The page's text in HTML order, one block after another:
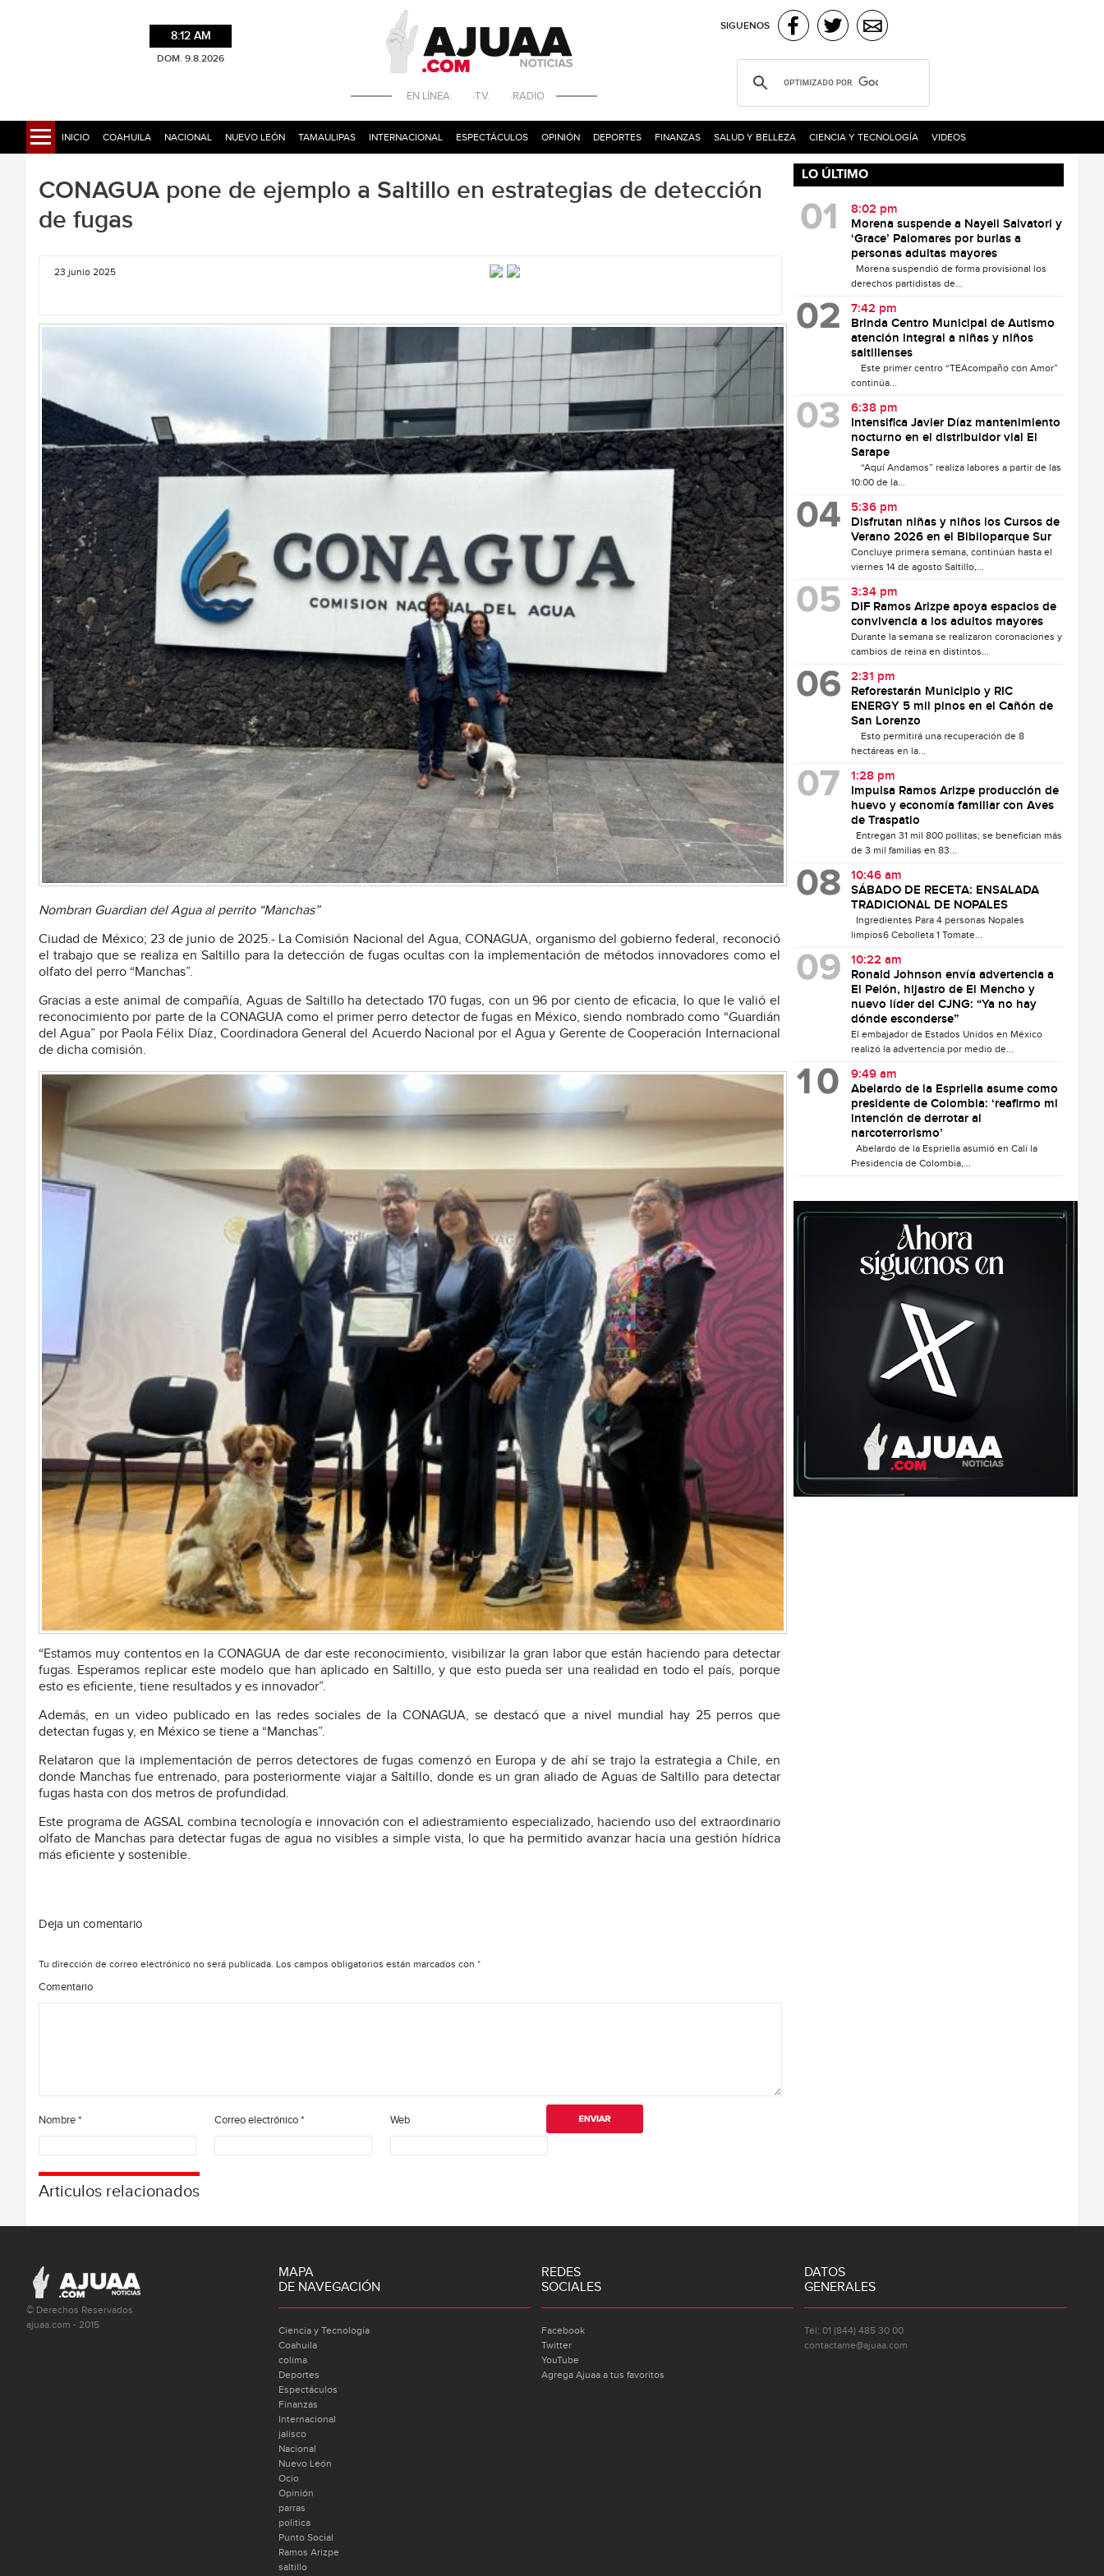
8:12 AM
DOM. 9.8.2026
·EN LÍNEA. ·T.V. ·RADIO
SIGUENOS
INICIO COAHUILA NACIONAL NUEVO LEÓN TAMAULIPAS INTERNACIONAL ESPECTÁCULOS OPINIÓN DEPORTES FINANZAS SALUD Y BELLEZA CIENCIA Y TECNOLOGÍA VIDEOS
CONAGUA pone de ejemplo a Saltillo en estrategias de detección
de fugas
23 junio 2025
Nombran Guardian del Agua al perrito “Manchas”
Ciudad de México; 23 de junio de 2025.- La Comisión Nacional del Agua, CONAGUA, organismo del gobierno federal, reconoció
el trabajo que se realiza en Saltillo para la detección de fugas ocultas con la implementación de métodos innovadores como el
olfato del perro “Manchas”.
Gracias a este animal de compañía, Aguas de Saltillo ha detectado 170 fugas, con un 96 por ciento de eficacia, lo que le valió el
reconocimiento por parte de la CONAGUA como el primer perro detector de fugas en México, siendo nombrado como “Guardián
del Agua” por Paola Félix Díaz, Coordinadora General del Acuerdo Nacional por el Agua y Gerente de Cooperación Internacional
de dicha comisión.
“Estamos muy contentos en la CONAGUA de dar este reconocimiento, visibilizar la gran labor que están haciendo para detectar
fugas. Esperamos replicar este modelo que han aplicado en Saltillo, y que esto pueda ser una realidad en todo el país, porque
esto es eficiente, tiene resultados y es innovador”.
Además, en un video publicado en las redes sociales de la CONAGUA, se destacó que a nivel mundial hay 25 perros que
detectan fugas y, en México se tiene a “Manchas”.
Relataron que la implementación de perros detectores de fugas comenzó en Europa y de ahí se trajo la estrategia a Chile, en
donde Manchas fue entrenado, para posteriormente viajar a Saltillo, donde es un gran aliado de Aguas de Saltillo para detectar
fugas hasta con dos metros de profundidad.
Este programa de AGSAL combina tecnología e innovación con el adiestramiento especializado, haciendo uso del extraordinario
olfato de Manchas para detectar fugas de agua no visibles a simple vista, lo que ha permitido avanzar hacia una gestión hídrica
más eficiente y sostenible.
Deja un comentario
Tu dirección de correo electrónico no será publicada. Los campos obligatorios están marcados con *
Comentario
Nombre* Correo electrónico* Web
Articulos relacionados
LO ÚLTIMO
8:02 pm
Morena suspende a Nayeli Salvatori y
‘Grace’ Palomares por burlas a
personas adultas mayores
Morena suspendió de forma provisional los
derechos partidistas de...
7:42 pm
Brinda Centro Municipal de Autismo
atención integral a niñas y niños
saltillenses
Este primer centro “TEAcompaño con Amor”
continúa...
6:38 pm
Intensifica Javier Díaz mantenimiento
nocturno en el distribuidor vial El
Sarape
“Aquí Andamos” realiza labores a partir de las
10:00 de la...
5:36 pm
Disfrutan niñas y niños los Cursos de
Verano 2026 en el Biblioparque Sur
Concluye primera semana, continúan hasta el
viernes 14 de agosto Saltillo,...
3:34 pm
DIF Ramos Arizpe apoya espacios de
convivencia a los adultos mayores
Durante la semana se realizaron coronaciones y
cambios de reina en distintos...
2:31 pm
Reforestarán Municipio y RIC
ENERGY 5 mil pinos en el Cañón de
San Lorenzo
Esto permitirá una recuperación de 8
hectáreas en la...
1:28 pm
Impulsa Ramos Arizpe producción de
huevo y economía familiar con Aves
de Traspatio
Entregan 31 mil 800 pollitas; se benefician más
de 3 mil familias en 83...
10:46 am
SÁBADO DE RECETA: ENSALADA
TRADICIONAL DE NOPALES
Ingredientes Para 4 personas Nopales
limpios6 Cebolleta 1 Tomate...
10:22 am
Ronald Johnson envía advertencia a
El Pelón, hijastro de El Mencho y
nuevo líder del CJNG: “Ya no hay
dónde esconderse”
El embajador de Estados Unidos en México
realizó la advertencia por medio de...
9:49 am
Abelardo de la Espriella asume como
presidente de Colombia: ‘reafirmo mi
intención de derrotar al
narcoterrorismo’
Abelardo de la Espriella asumió en Cali la
Presidencia de Colombia,...
© Derechos Reservados
ajuaa.com - 2015
MAPA
DE NAVEGACIÓN
Ciencia y Tecnología
Coahuila
colima
Deportes
Espectáculos
Finanzas
Internacional
jalisco
Nacional
Nuevo León
Ocio
Opinión
parras
politica
Punto Social
Ramos Arizpe
saltillo
REDES
SOCIALES
Facebook
Twitter
YouTube
Agrega Ajuaa a tus favoritos
DATOS
GENERALES
Tel: 01 (844) 485 30 00
contactame@ajuaa.com